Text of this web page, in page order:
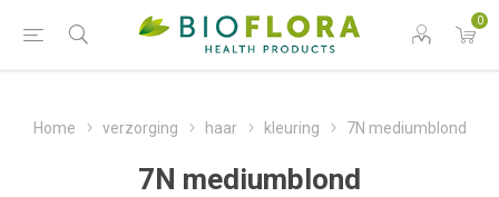
0
Home verzorging haar kleuring 7N mediumblond
7N mediumblond